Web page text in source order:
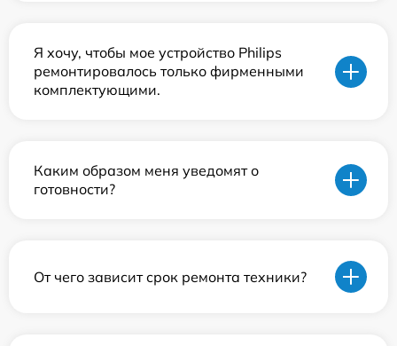
Я хочу, чтобы мое устройство Philips
ремонтировалось только фирменными
комплектующими.
Каким образом меня уведомят о
готовности?
От чего зависит срок ремонта техники?